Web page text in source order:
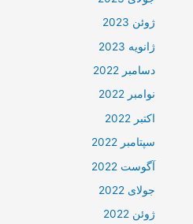
ژوئن 2023
ژانویه 2023
دسامبر 2022
نوامبر 2022
اکتبر 2022
سپتامبر 2022
آگوست 2022
جولای 2022
ژوئن 2022